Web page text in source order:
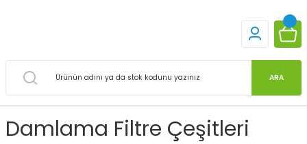
ARA
Damlama Filtre Çeşitleri